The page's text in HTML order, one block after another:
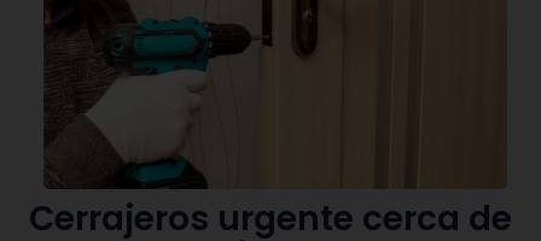
Cerrajeros urgente cerca de